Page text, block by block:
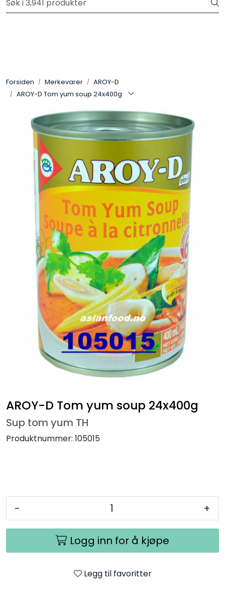
Skip to main content
Velkommen til vår nye nettbutikk! Trykk her for å lese mer
Forsiden Merkevarer
AROY-D
AROY-D Tom yum soup 24x400g
AROY-D Tom yum soup 24x400g
Sup tom yum TH
Produktnummer: 105015
- +
Logg inn for å kjøpe
Legg til favoritter
Restaurantprodukter
Merkevarer